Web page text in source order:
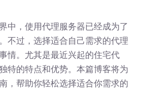
中，使用代理服务器已经成为了
不过，选择适合自己需求的代理
情。尤其是最近兴起的住宅代
特的特点和优势。本篇博客将为
，帮助你轻松选择适合你需求的